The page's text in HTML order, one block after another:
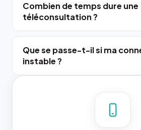
Combien de temps dure une
téléconsultation ?
Que se passe-t-il si ma
instable ?